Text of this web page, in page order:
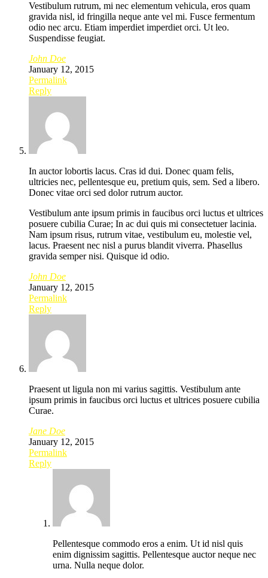
Vestibulum rutrum, mi nec elementum vehicula, eros quam
gravida nisl, id fringilla neque ante vel mi. Fusce fermentum
odio nec arcu. Etiam imperdiet imperdiet orci. Ut leo.
Suspendisse feugiat.
John Doe
January 12, 2015
Permalink
Reply
In auctor lobortis lacus. Cras id dui. Donec quam felis,
ultricies nec, pellentesque eu, pretium quis, sem. Sed a libero.
Donec vitae orci sed dolor rutrum auctor.
Vestibulum ante ipsum primis in faucibus orci luctus et ultrices
posuere cubilia Curae; In ac dui quis mi consectetuer lacinia.
Nam ipsum risus, rutrum vitae, vestibulum eu, molestie vel,
lacus. Praesent nec nisl a purus blandit viverra. Phasellus
gravida semper nisi. Quisque id odio.
John Doe
January 12, 2015
Permalink
Reply
Praesent ut ligula non mi varius sagittis. Vestibulum ante
ipsum primis in faucibus orci luctus et ultrices posuere cubilia
Curae.
Jane Doe
January 12, 2015
Permalink
Reply
Pellentesque commodo eros a enim. Ut id nisl quis
enim dignissim sagittis. Pellentesque auctor neque nec
urna. Nulla neque dolor.